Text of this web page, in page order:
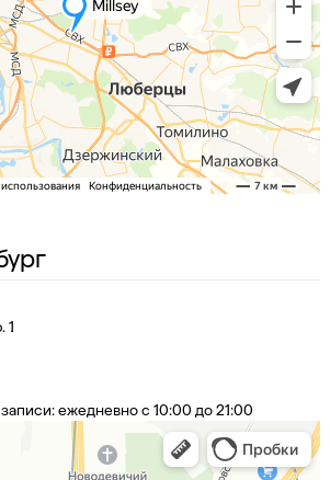
1
ежедневно с 10:00 до 21:00